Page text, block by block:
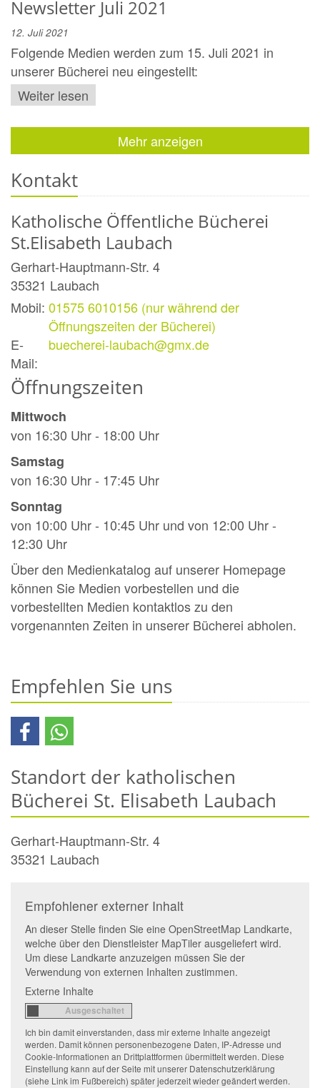
Newsletter Juli 2021
12. Juli 2021
Folgende Medien werden zum 15. Juli 2021 in
unserer Bücherei neu eingestellt:
Weiter lesen
Mehr anzeigen
Kontakt
Katholische Öffentliche Bücherei
St.Elisabeth Laubach
Gerhart-Hauptmann-Str. 4
35321 Laubach
Mobil: 01575 6010156 (nur während der
Öffnungszeiten der Bücherei)
E-
Mail:
buecherei-laubach@gmx.de
Öffnungszeiten
Mittwoch
von 16:30 Uhr - 18:00 Uhr
Samstag
von 16:30 Uhr - 17:45 Uhr
Sonntag
von 10:00 Uhr - 10:45 Uhr und von 12:00 Uhr -
12:30 Uhr
Über den Medienkatalog auf unserer Homepage
können Sie Medien vorbestellen und die
vorbestellten Medien kontaktlos zu den
vorgenannten Zeiten in unserer Bücherei abholen.
Empfehlen Sie uns
Standort der katholischen
Bücherei St. Elisabeth Laubach
Gerhart-Hauptmann-Str. 4
35321 Laubach
Empfohlener externer Inhalt
An dieser Stelle finden Sie eine OpenStreetMap Landkarte,
welche über den Dienstleister MapTiler ausgeliefert wird.
Um diese Landkarte anzuzeigen müssen Sie der
Verwendung von externen Inhalten zustimmen.
Externe Inhalte
Ich bin damit einverstanden, dass mir externe Inhalte angezeigt
werden. Damit können personenbezogene Daten, IP-Adresse und
Cookie-Informationen an Drittplattformen übermittelt werden. Diese
Einstellung kann auf der Seite mit unserer Datenschutzerklärung
(siehe Link im Fußbereich) später jederzeit wieder geändert werden.